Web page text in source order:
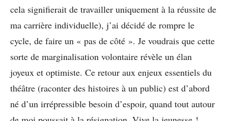
cela signifierait de travailler uniquement à la réussite de
ma carrière individuelle), j’ai décidé de rompre le
cycle, de faire un « pas de côté ». Je voudrais que cette
sorte de marginalisation volontaire révèle un élan
joyeux et optimiste. Ce retour aux enjeux essentiels du
théâtre (raconter des histoires à un public) est d’abord
né d’un irrépressible besoin d’espoir, quand tout autour